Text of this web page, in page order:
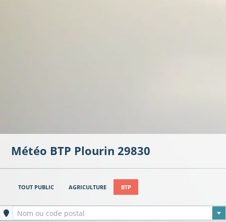
Météo BTP Plourin 29830
TOUT PUBLIC AGRICULTURE BTP
Ville sélectionnée
Nom ou code postal